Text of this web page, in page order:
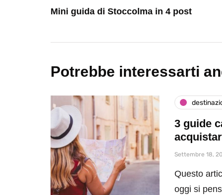
Mini guida di Stoccolma in 4 post
Potrebbe interessarti
3 guide
Settembre 18,
Questo
oggi si